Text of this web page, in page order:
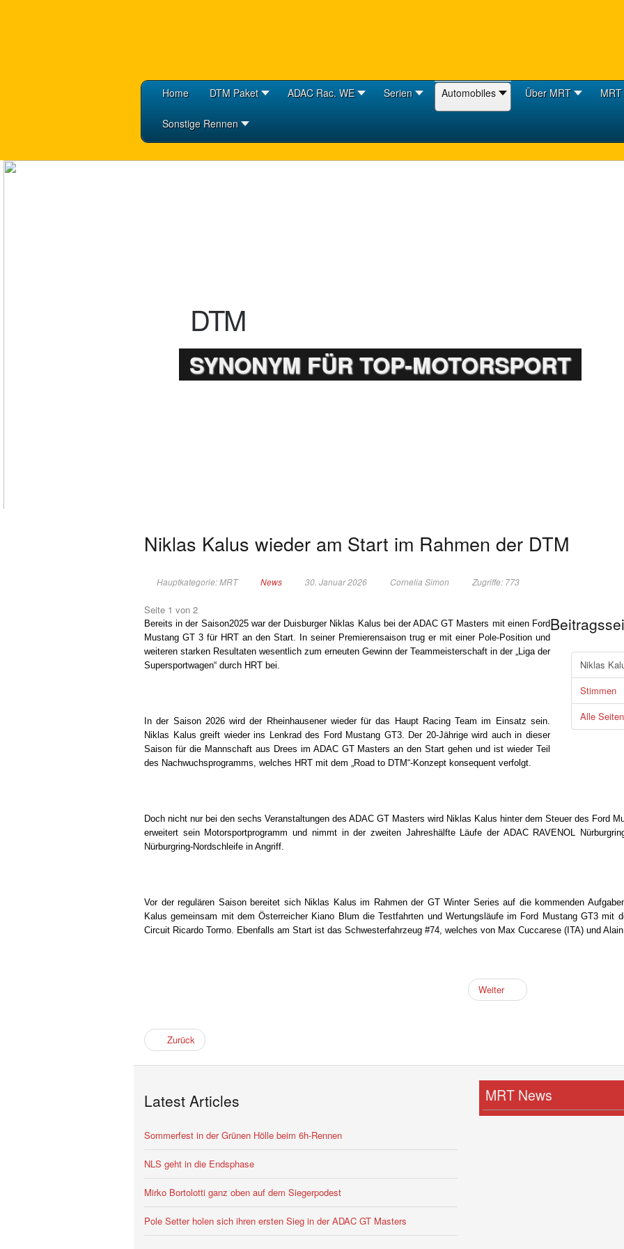
Home DTM Paket ADAC Rac. WE Serien Automobiles Über MRT
Sonstige Rennen
DTM
SYNONYM FÜR TOP-MOTORSPORT
Niklas Kalus wieder am Start im Rahmen der DTM
Hauptkategorie: MRT News 30. Januar 2026 Cornelia Simon Zugriffe: 773
Niklas
Stimmen
Alle Seiten
Seite 1 von 2
Bereits in der Saison2025 war der Duisburger Niklas Kalus bei der ADAC GT Masters mit einen Ford
Mustang GT 3 für HRT an den Start. In seiner Premierensaison trug er mit einer Pole-Position und
weiteren starken Resultaten wesentlich zum erneuten Gewinn der Teammeisterschaft in der „Liga der
Supersportwagen“ durch HRT bei.
In der Saison 2026 wird der Rheinhausener wieder für das Haupt Racing Team im Einsatz sein.
Niklas Kalus greift wieder ins Lenkrad des Ford Mustang GT3. Der 20-Jährige wird auch in dieser
Saison für die Mannschaft aus Drees im ADAC GT Masters an den Start gehen und ist wieder Teil
des Nachwuchsprogramms, welches HRT mit dem „Road to DTM“-Konzept konsequent verfolgt.
Doch nicht nur bei den sechs Veranstaltungen des ADAC GT Masters wird Niklas Kalus hinter dem Steuer des Ford
erweitert sein Motorsportprogramm und nimmt in der zweiten Jahreshälfte Läufe der ADAC RAVENOL
Nürburgring-Nordschleife in Angriff.
Vor der regulären Saison bereitet sich Niklas Kalus im Rahmen der GT Winter Series auf die kommenden
Kalus gemeinsam mit dem Österreicher Kiano Blum die Testfahrten und Wertungsläufe im Ford Mustang GT3 mit
Circuit Ricardo Tormo. Ebenfalls am Start ist das Schwesterfahrzeug #74, welches von Max Cuccarese (ITA) und
Weiter
Zurück
Latest Articles
Sommerfest in der Grünen Hölle beim 6h-Rennen
NLS geht in die Endsphase
Mirko Bortolotti ganz oben auf dem Siegerpodest
Pole Setter holen sich ihren ersten Sieg in der ADAC GT Masters
MRT News